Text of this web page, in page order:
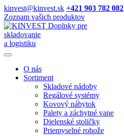
kinvest@kinvest.sk +421 903 782 082
Zoznam vašich produktov
Doplnky pre
skladovanie
a logistiku
O nás
Sortiment
Skladové nádoby
Regálové systémy
Kovový nábytok
Palety a záchytné vane
Dielenské stoličky
Priemyselné rohože